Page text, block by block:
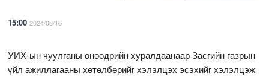
15:00 2024/08/16
УИХ-ын чуулганы өнөөдрийн хуралдаанаар Засгийн газрын
үйл ажиллагааны хөтөлбөрийг хэлэлцэх эсэхийг хэлэлцэж